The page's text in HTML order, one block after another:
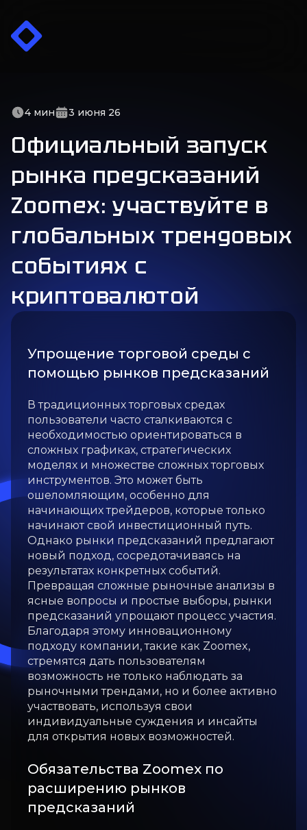
Акции
Товары
Трейдерам
Торговая информация
Видео
Аналитика
Контакты
Документы
Пользовательское соглашение
Политика конфиденциальности
Политика возврата
Политика AML KYC
Уведомление о рисках
Политика ЗОБ
4 мин 3 июня 26
Официальный запуск
рынка предсказаний
Zoomex: участвуйте в
глобальных трендовых
событиях с
криптовалютой
Упрощение торговой среды с
помощью рынков предсказаний
В традиционных торговых средах
пользователи часто сталкиваются с
необходимостью ориентироваться в
сложных графиках, стратегических
моделях и множестве сложных торговых
инструментов. Это может быть
ошеломляющим, особенно для
начинающих трейдеров, которые только
начинают свой инвестиционный путь.
Однако рынки предсказаний предлагают
новый подход, сосредотачиваясь на
результатах конкретных событий.
Превращая сложные рыночные анализы в
ясные вопросы и простые выборы, рынки
предсказаний упрощают процесс участия.
Благодаря этому инновационному
подходу компании, такие как Zoomex,
стремятся дать пользователям
возможность не только наблюдать за
рыночными трендами, но и более активно
участвовать, используя свои
индивидуальные суждения и инсайты
для открытия новых возможностей.
Обязательства Zoomex по
расширению рынков
предсказаний